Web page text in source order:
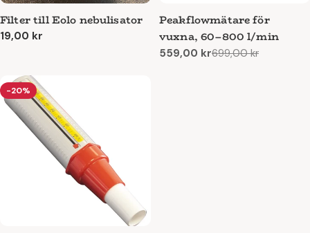
Filter till Eolo nebulisator
Ordinarie
19,00 kr
Peakflowmätare för
vuxna, 60–800 l/min
Reapris
559,00 kr
Ordinarie 699,00 kr
-20%